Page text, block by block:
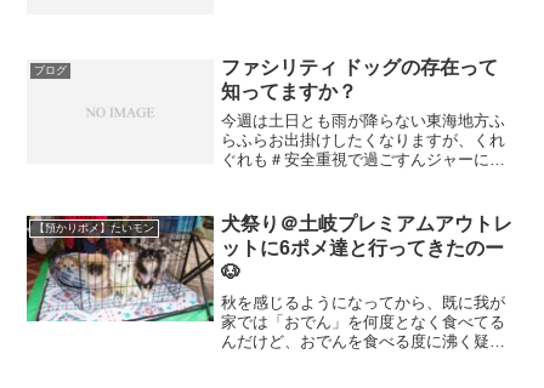
い、カントリー...
ブログ
ファシリティ ドッグの存在って
知ってますか？
今週は土日とも雨が降らない東海地方ふ
らふらお出掛けしたくなりますが、くれ
ぐれも＃安全重視で過ごすんジャーに徹
制心を持ってお過ごしあそばせ～さてさ
て、昨日ネットで色々調べ...
【預かりポメ】たいモン
犬祭り＠土岐プレミアムアウトレ
ットに6ポメ達と行ってきたのー
🐶
秋を感じるようになってから、既に我が
家では「おでん」を何度となく食べてる
んだけど、おでんを食べる度に沸く疑